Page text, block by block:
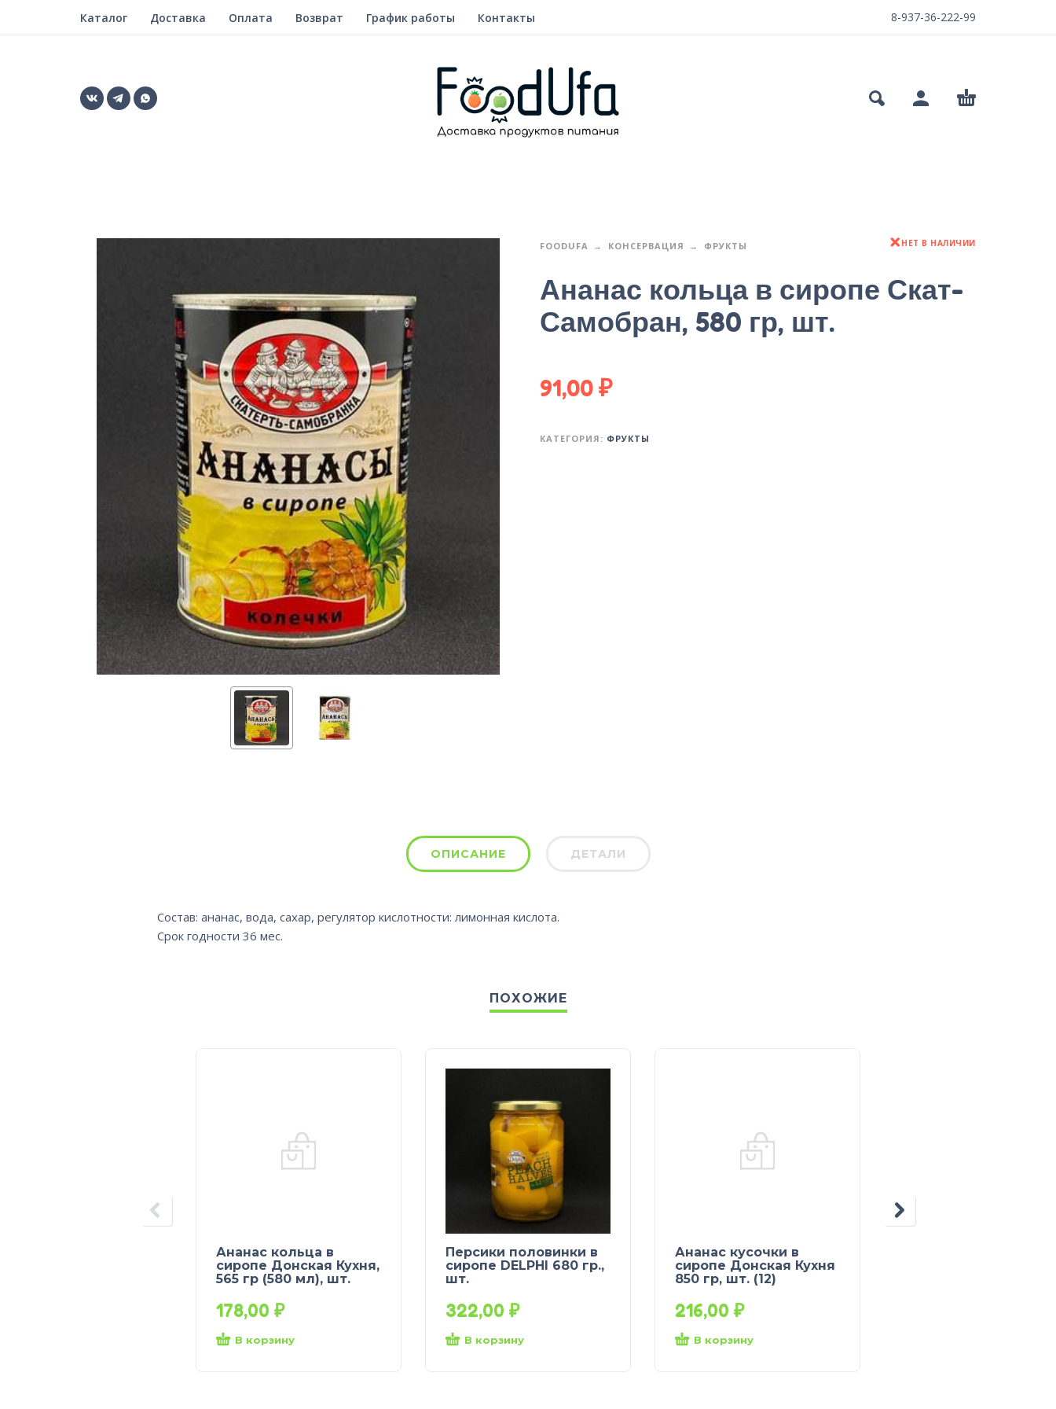
Каталог Доставка Оплата Возврат График работы Контакты 8-937-36-222-99
FOODUFA КОНСЕРВАЦИЯ ФРУКТЫ НЕТ В НАЛИЧИИ
Ананас кольца в сиропе Скат-
Самобран, 580 гр, шт.
91,00₽
КАТЕГОРИЯ: ФРУКТЫ
ОПИСАНИЕ ДЕТАЛИ
Состав: ананас, вода, сахар, регулятор кислотности: лимонная кислота.
Срок годности 36 мес.
ПОХОЖИЕ
Ананас кольца в
сиропе Донская Кухня,
565 гр (580 мл), шт.
178,00 ₽
В корзину
Персики половинки в
сиропе DELPHI 680 гр.,
шт.
322,00 ₽
В корзину
Ананас кусочки в
сиропе Донская Кухня
850 гр, шт. (12)
216,00 ₽
В корзину